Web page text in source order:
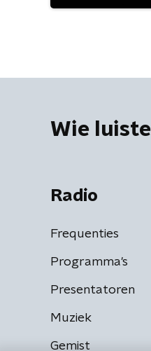
Wie
Radio
Frequenties
Programma's
Presentatoren
Muziek
Gemist